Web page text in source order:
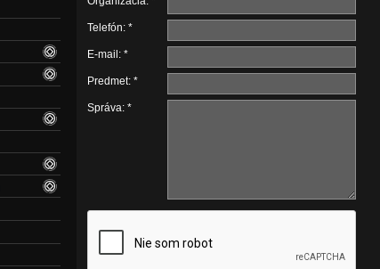
Telefón: *
E-mail: *
Predmet: *
Správa: *